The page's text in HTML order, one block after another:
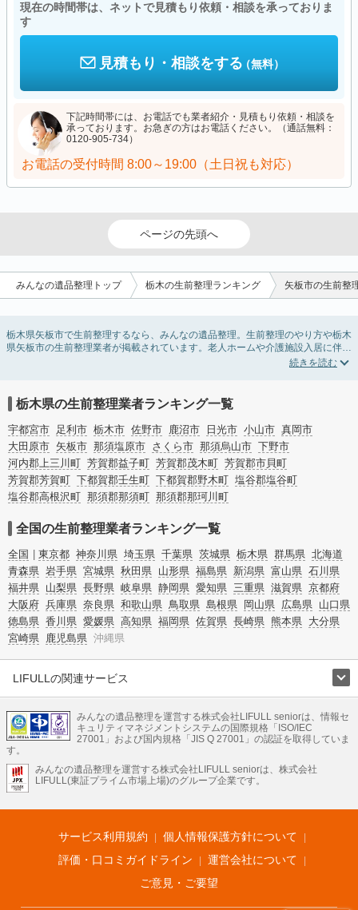
現在の時間帯は、ネットで見積もり依頼・相談を承っておりま
す
見積もり・相談をする（無料）
下記時間帯には、お電話でも業者紹介・見積もり依頼・相談を
承っております。お急ぎの方はお電話ください。（通話無料：
0120-905-734）
お電話の受付時間 8:00～19:00（土日祝も対応）
ページの先頭へ
みんなの遺品整理トップ 栃木の生前整理ランキング 矢板市の生前整
栃木県矢板市で生前整理するなら、みんなの遺品整理。生前整理のやり方や栃木
県矢板市の生前整理業者が掲載されています。老人ホームや介護施設入居に伴う
不用品の処分・回収・引き取りから、在宅介護の介護整理や福祉住環境整理まで
ービスで絞り込み検索を利用してみましょう。
またお役立ち情報も豊富なので終活でエンディングノートの選び方や、整理整
頓・老前整理・生前整理のコツについてもチェックしてみてください。
栃木県の生前整理業者ランキング一覧
宇都宮市 足利市 栃木市 佐野市 鹿沼市 日光市 小山市 真岡市
大田原市 矢板市 那須塩原市 さくら市 那須烏山市 下野市
河内郡上三川町 芳賀郡益子町 芳賀郡茂木町 芳賀郡市貝町
芳賀郡芳賀町 下都賀郡壬生町 下都賀郡野木町 塩谷郡塩谷町
塩谷郡高根沢町 那須郡那須町 那須郡那珂川町
全国の生前整理業者ランキング一覧
全国 東京都 神奈川県 埼玉県 千葉県 茨城県 栃木県 群馬県 北海道
青森県 岩手県 宮城県 秋田県 山形県 福島県 新潟県 富山県 石川県
福井県 山梨県 長野県 岐阜県 静岡県 愛知県 三重県 滋賀県 京都府
大阪府 兵庫県 奈良県 和歌山県 鳥取県 島根県 岡山県 広島県 山口県
徳島県 香川県 愛媛県 高知県 福岡県 佐賀県 長崎県 熊本県 大分県
宮崎県 鹿児島県 沖縄県
LIFULLの関連サービス
不動産・住宅
引越し 老人ホーム 地方創生 ママの就労支援
不動産クラウドファンディング 遺品整理 老後の暮らし情報
LIFULL HOME'Sのサービス
不動産・住宅
不動産査定 マンション専門売却査定 不動産投資 アドバイザー
不動産アーカイブ
空き家バンク 家賃相場 不動産会社
まちむすび
不動産用語集 住まいのお役立ち情報
LIFULL HOME'S PRESS
アプリ 不動産データ 不動産転職
みんなの遺品整理を運営する株式会社LIFULL seniorは、情報セ
キュリティマネジメントシステムの国際規格「ISO/IEC
27001」および国内規格「JIS Q 27001」の認証を取得していま
す。
みんなの遺品整理を運営する株式会社LIFULL seniorは、株式会社
LIFULL(東証プライム市場上場)のグループ企業です。
サービス利用規約
個人情報保護方針について
評価・口コミガイドライン
運営会社について
ご意見・ご要望